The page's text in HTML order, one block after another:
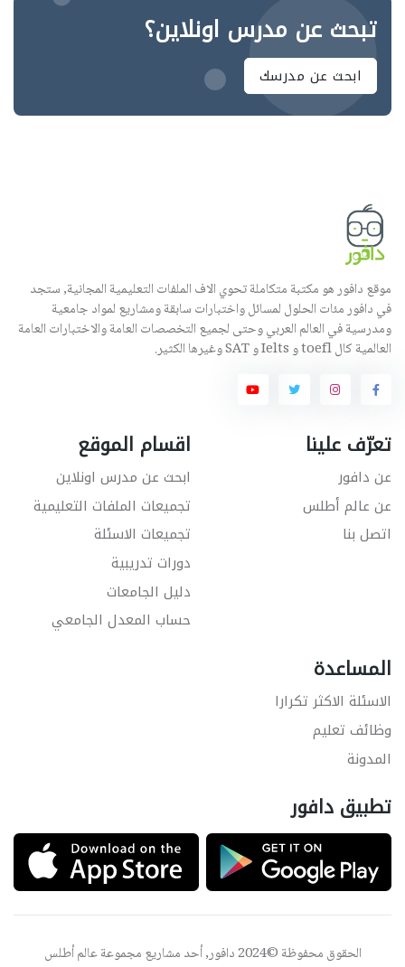
تبحث عن مدرس اونلاين؟
ابحث عن مدرسك
موقع دافور هو مكتبة متكاملة تحوي الاف الملفات التعليمية المجانية, ستجد
في دافور مئات الحلول لمسائل واختبارات سابقة ومشاريع لمواد جامعية
ومدرسية في العالم العربي وحتى لجميع التخصصات العامة والاختبارات العامة
العالمية كال toefl و Ielts و SAT وغيرها الكثير.
تعرّف علينا
عن دافور
عن عالم أطلس
اتصل بنا
اقسام الموقع
ابحث عن مدرس اونلاين
تجميعات الملفات التعليمية
تجميعات الاسئلة
دورات تدريبية
دليل الجامعات
حساب المعدل الجامعي
المساعدة
الاسئلة الاكثر تكرارا
وظائف تعليم
المدونة
تطبيق دافور
الحقوق محفوظة ©2024 دافور, أحد مشاريع مجموعة عالم أطلس